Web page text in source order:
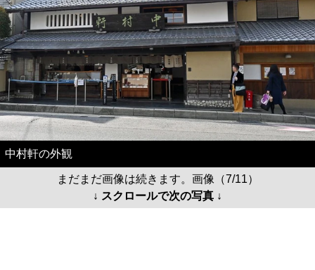
中村軒の外観
まだまだ画像は続きます。画像（7/11）
↓ スクロールで次の写真 ↓